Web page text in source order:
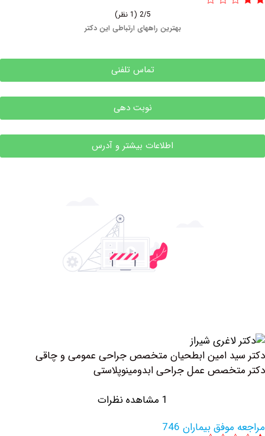
بهترین راههای ارتباطی این دکتر
تماس تلفنی
نوبت دهی
اطلاعات بیشتر و آدرس
امین ابطحیان متخصص جراحی عمومی و چاقی
عمل جراحی ابدومینوپلاستی
بیماران 746